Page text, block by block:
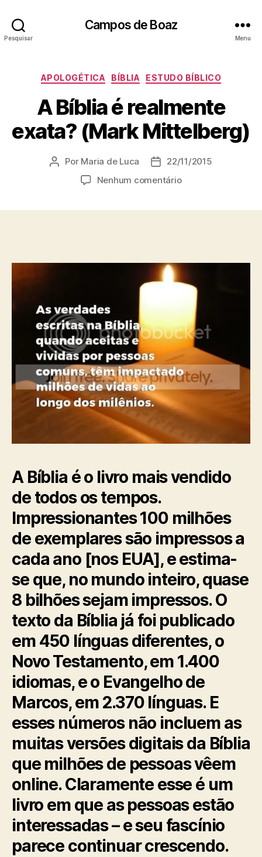
Pesquisar
Campos de Boaz
Menu
C
t
e
g
o
i
a
APOLOGÉTICA BÍBLIA ESTUDO BÍBLICO
A Bíblia é realmente
exata? (Mark Mittelberg)
A
r
o
Por Maria de Luca
D
d
b
a
ç
ã
o
22/11/2015
Nenhum comentárioe
i
a
e
a
l
e
n
e
a
M
a
r
M
i
t
e
l
b
e
r
g
A Bíblia é o livro mais vendido
de todos os tempos.
Impressionantes 100 milhões
de exemplares são impressos a
cada ano [nos EUA], e estima-
se que, no mundo inteiro, quase
8 bilhões sejam impressos. O
texto da Bíblia já foi publicado
em 450 línguas diferentes, o
Novo Testamento, em 1.400
idiomas, e o Evangelho de
Marcos, em 2.370 línguas. E
esses números não incluem as
muitas versões digitais da Bíblia
que milhões de pessoas vêem
online. Claramente esse é um
livro em que as pessoas estão
interessadas – e seu fascínio
parece continuar crescendo.